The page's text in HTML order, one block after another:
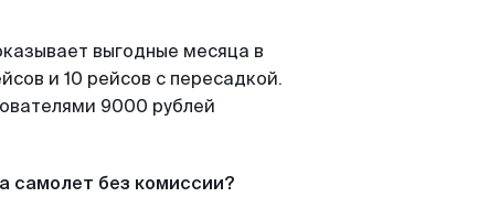
выгодные месяца в
и 10 рейсов с пересадкой.
9000 рублей
самолет без комиссии?